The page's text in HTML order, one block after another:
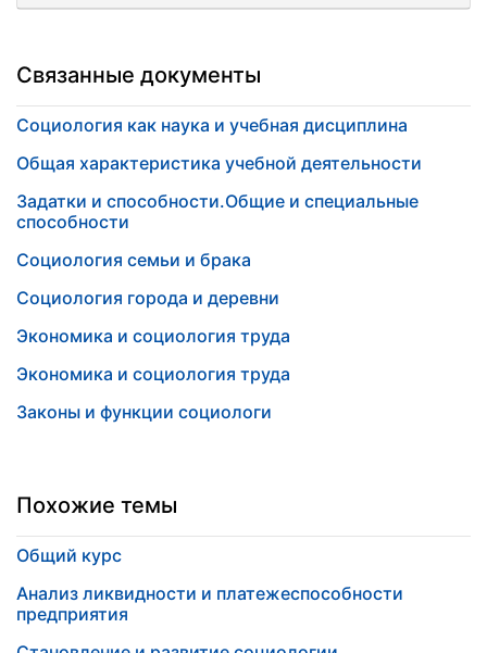
Связанные документы
Социология как наука и учебная дисциплина
Общая характеристика учебной деятельности
Задатки и способности.Общие и специальные
способности
Социология семьи и брака
Социология города и деревни
Экономика и социология труда
Экономика и социология труда
Законы и функции социологи
Похожие темы
Общий курс
Анализ ликвидности и платежеспособности
предприятия